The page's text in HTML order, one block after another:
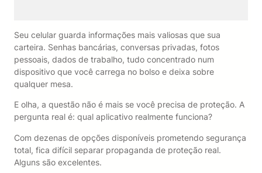
Seu celular guarda informações mais valiosas que sua
carteira. Senhas bancárias, conversas privadas, fotos
pessoais, dados de trabalho, tudo concentrado num
dispositivo que você carrega no bolso e deixa sobre
qualquer mesa.
E olha, a questão não é mais se você precisa de proteção. A
pergunta real é: qual aplicativo realmente funciona?
Com dezenas de opções disponíveis prometendo segurança
total, fica difícil separar propaganda de proteção real.
Alguns são excelentes.